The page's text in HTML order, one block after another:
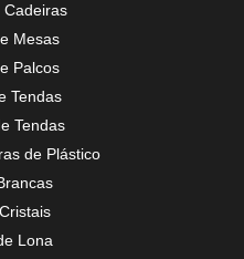
Cadeiras
Mesas
Palcos
Tendas
Tendas
de Plástico
Lona